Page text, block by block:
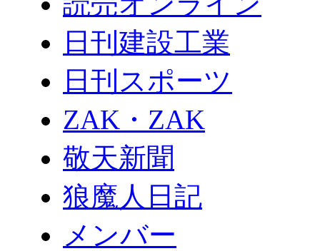
日刊建設工業
日刊スポーツ
ZAK・ZAK
敬天新聞
狼魔人日記
メンバー